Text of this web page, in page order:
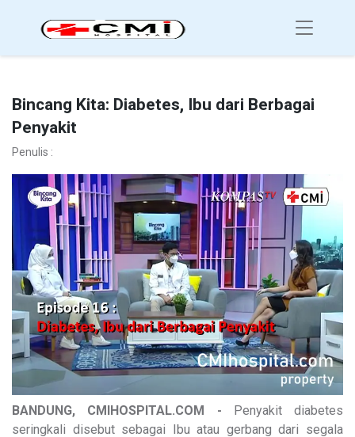
Bincang Kita: Diabetes, Ibu dari Berbagai
Penyakit
Penulis :
BANDUNG, CMIHOSPITAL.COM - Penyakit diabetes
seringkali disebut sebagai Ibu atau gerbang dari segala